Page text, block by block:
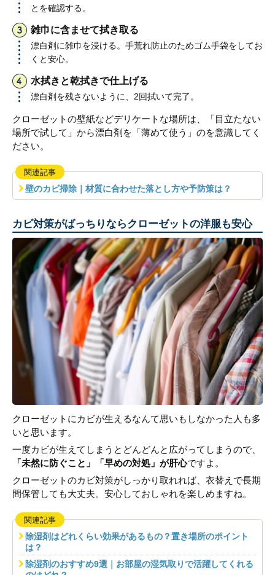
とを確認する。
雑巾に含ませて拭き取る
漂白剤に雑巾を浸ける。手荒れ防止のためゴム手袋をしてお
くと安心。
水拭きと乾拭きで仕上げる
漂白剤を残さないように、2回拭いて完了。
クローゼットの壁紙などデリケートな場所は、「目立たない
場所で試して」から漂白剤を「薄めて使う」のを意識してく
ださい。
関連記事
壁のカビ掃除｜材質に合わせた落とし方や予防策は？
カビ対策がばっちりならクローゼットの洋服も安心
クローゼットにカビが生えるなんて思いもしなかった人も多
いと思います。
一度カビが生えてしまうとどんどんと広がってしまうので、
「未然に防ぐこと」「早めの対処」が肝心ですよ。
クローゼットのカビ対策がしっかり取れれば、衣替えで長期
間保管しても大丈夫。安心しておしゃれを楽しめますね。
関連記事
除湿剤はどれくらい効果があるもの？置き場所のポイント
は？
除湿剤のおすすめ9選｜お部屋の湿気取りで活躍してくれる